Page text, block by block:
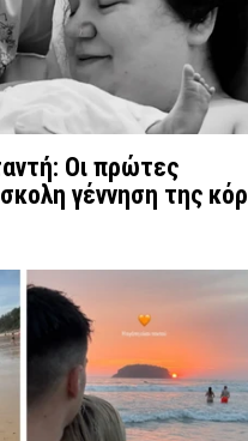
Οι πρώτες
γέννηση της